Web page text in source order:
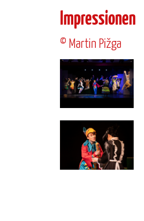
Impressionen
© Martin Pižga